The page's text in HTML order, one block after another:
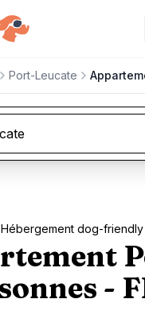
Port-Leucate
Hébergement dog-
-